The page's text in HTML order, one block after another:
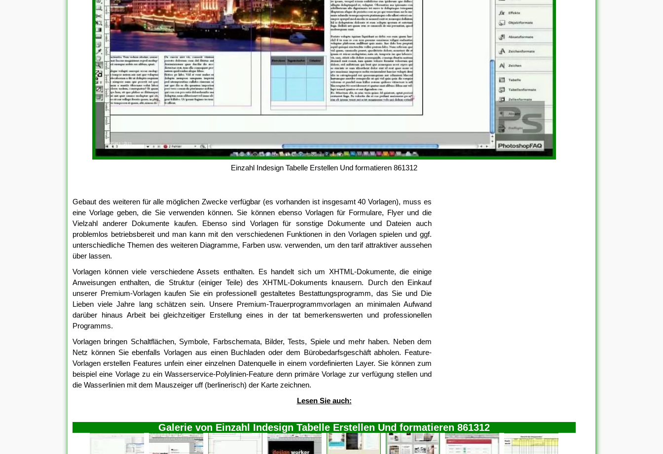
Einzahl Indesign Tabelle Erstellen Und formatieren 861312
Gebaut des weiteren für alle möglichen Zwecke verfügbar (es vorhanden ist insgesamt 40 Vorlagen), muss es
eine Vorlage geben, die Sie verwenden können. Sie können ebenso Vorlagen für Formulare, Flyer und die
Vielzahl anderer Dokumente kaufen. Ebenso sind Vorlagen für sonstige Dokumente und Dateien auch
problemlos betriebsbereit und man kann mit den verschiedenen Funktionen in den Vorlagen spielen und ggf.
unterschiedliche Themen des weiteren Diagramme, Farben usw. verwenden, um den tarif attraktiver aussehen
über lassen.
Vorlagen können viele verschiedene Assets enthalten. Es handelt sich um XHTML-Dokumente, die einige
Anweisungen enthalten, die Struktur (einiger Teile) des XHTML-Dokuments knausern. Durch den Einkauf
unserer Premium-Vorlagen kaufen Sie ein professionell gestaltetes Bestattungsprogramm, das Sie und Die
Lieben viele Jahre lang schätzen sein. Unsere Premium-Trauerprogrammvorlagen an minimalen Aufwand
darüber hinaus Arbeit bei gleichzeitiger Erstellung eines in der tat bemerkenswerten und professionellen
Programms.
Vorlagen bringen Schaltflächen, Symbole, Farbschemata, Bilder, Tests, Spiele und mehr haben. Neben dem
Netz können Sie ebenfalls Vorlagen aus einen Buchladen oder dem Bürobedarfsgeschäft abholen. Feature-
Vorlagen erstellen Features unfein einer einzelnen Datenquelle in einem vordefinierten Layer. Sie können zum
beispiel eine Vorlage zu ein Wasserservice-Polylinien-Feature denn primäre Vorlage zur verfügung stellen und
die Wasserlinien mit dem Mauszeiger uff (berlinerisch) der Karte zeichnen.
Lesen Sie auch:
Galerie von Einzahl Indesign Tabelle Erstellen Und formatieren 861312